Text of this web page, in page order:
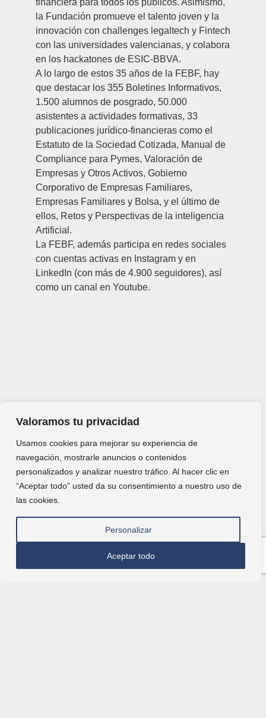
Valoramos tu privacidad
Usamos cookies para mejorar su experiencia de
navegación, mostrarle anuncios o contenidos
personalizados y analizar nuestro tráfico. Al hacer clic en
“Aceptar todo” usted da su consentimiento a nuestro uso de
las cookies.
Personalizar
Aceptar todo
financiera para todos los públicos. Asimismo,
la Fundación promueve el talento joven y la
innovación con challenges legaltech y Fintech
con las universidades valencianas, y colabora
en los hackatones de ESIC-BBVA.
A lo largo de estos 35 años de la FEBF, hay
que destacar los 355 Boletines Informativos,
1.500 alumnos de posgrado, 50.000
asistentes a actividades formativas, 33
publicaciones jurídico-financieras como el
Estatuto de la Sociedad Cotizada, Manual de
Compliance para Pymes, Valoración de
Empresas y Otros Activos, Gobierno
Corporativo de Empresas Familiares,
Empresas Familiares y Bolsa, y el último de
ellos, Retos y Perspectivas de la inteligencia
Artificial.
La FEBF, además participa en redes sociales
con cuentas activas en Instagram y en
LinkedIn (con más de 4.900 seguidores), así
como un canal en Youtube.